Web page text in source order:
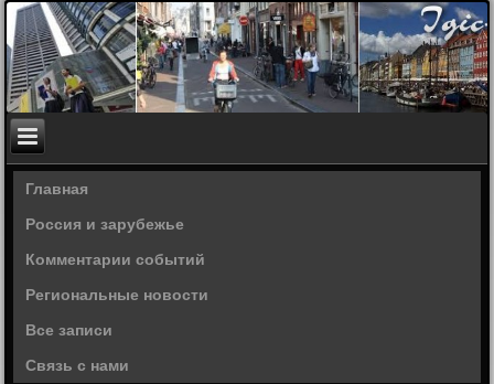
Главная
Россия и зарубежье
Комментарии событий
Региональные новости
Все записи
Связь с нами